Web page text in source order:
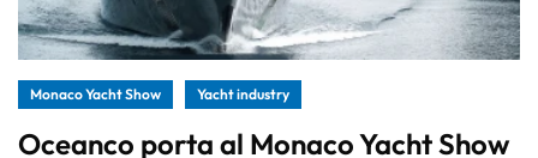
Monaco Yacht Show Yacht industry
Oceanco porta al Monaco Yacht Show